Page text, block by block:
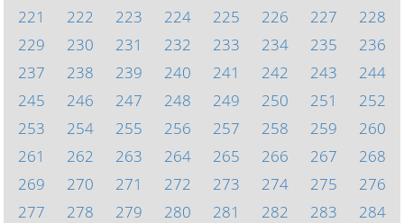
221
222 223 224 225 226 227
228
229
230 231 232 233 234 235
236
237
238 239 240 241 242 243
244
245
246 247 248 249 250 251
252
253
254 255 256 257 258 259
260
261
262 263 264 265 266 267
268
269
270 271 272 273 274 275
276
277
278 279 280 281 282 283
284